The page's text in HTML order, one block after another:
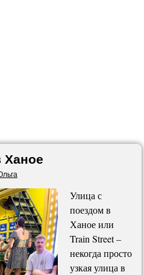
Ханое
Улица с
поездом в
Ханое или
Train Street –
некогда просто
узкая улица в